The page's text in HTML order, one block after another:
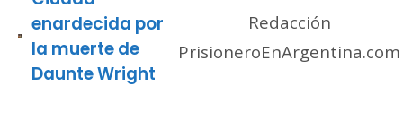
enardecida por
la muerte de
Daunte Wright
Redacción
PrisioneroEnArgentina.com